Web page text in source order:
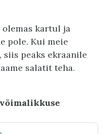
olemas kartul ja
pole. Kui meie
peaks ekraanile
salatit teha.